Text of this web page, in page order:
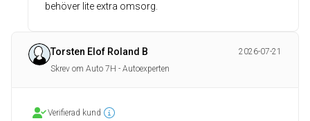
behöver lite extra omsorg.
Torsten Elof Roland B
2026-07-21
Skrev om Auto 7H - Autoexperten
Verifierad kund